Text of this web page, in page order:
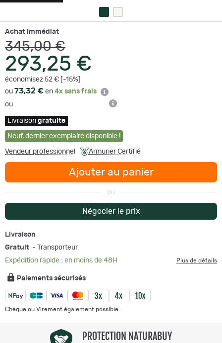
Achat immédiat
345,00 €
293,25 €
économisez 52 € [-15%]
ou 73,32 € en 4x sans frais
ou
Livraison gratuite
Neuf, dernier exemplaire disponible !
Vendeur professionnel Armurier Certifié
Ajouter au panier
ou
Négocier le prix
Livraison
Gratuit - Transporteur
Expédition rapide : en moins de 48H
Plus de détails
Paiements sécurisés
Chèque ou Virement également possible.
PROTECTION NATURABUY